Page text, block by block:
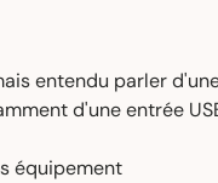
entendu parler
d'une entrée
équipement